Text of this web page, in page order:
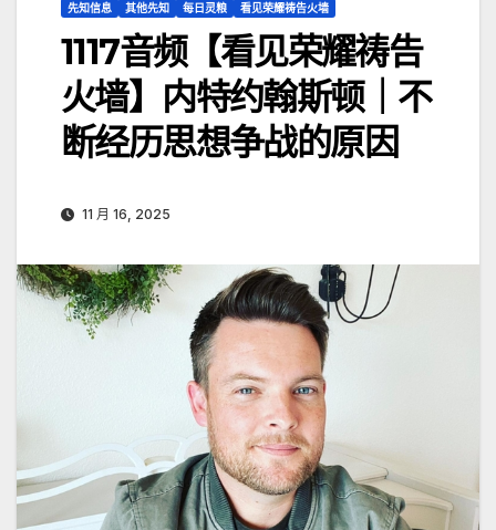
先知信息 其他先知 每日灵粮 看见荣耀祷告火墙
1117音频【看见荣耀祷告
火墙】内特约翰斯顿｜不
断经历思想争战的原因
11 月 16, 2025